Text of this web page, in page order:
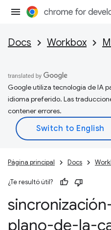
Docs Workbox
Google utiliza tecnología de IA
idioma preferido. Las
contener errores.
Página principal Docs
¿Te resultó útil?
plano-de-la-